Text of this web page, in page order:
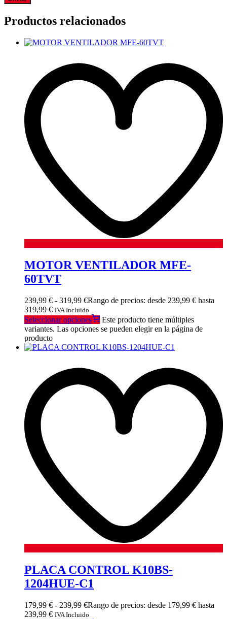
Productos relacionados
MOTOR VENTILADOR MFE-
60TVT
239,99 € - 319,99 €Rango de precios: desde 239,99 € hasta
319,99 € IVA Incluido
Seleccionar opciones
Este producto tiene múltiples
variantes. Las opciones se pueden elegir en la página de
producto
PLACA CONTROL K10BS-
1204HUE-C1
179,99 € - 239,99 €Rango de precios: desde 179,99 € hasta
239,99 € IVA Incluido